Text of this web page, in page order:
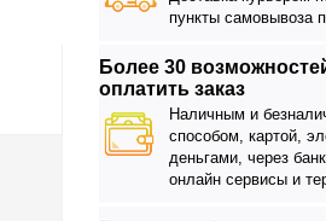
пункты самовывоза
Более 30
оплатить заказ
Наличным и
способом, картой,
деньгами, через
онлайн сервисы и